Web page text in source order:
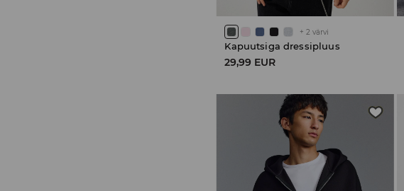
+2 värvi
Kapuutsiga dressipluus
29,99 EUR